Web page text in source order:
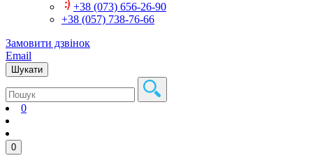
+38 (073) 656-26-90
+38 (057) 738-76-66
Замовити дзвінок
Email
Шукати
0
0